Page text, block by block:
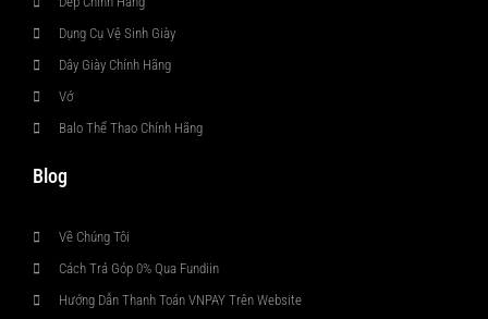
Dụng Cụ Vệ Sinh Giày
Dây Giày Chính Hãng
Vớ
Balo Thể Thao Chính Hãng
Blog
Về Chúng Tôi
Cách Trả Góp 0% Qua Fundiin
Hướng Dẫn Thanh Toán VNPAY Trên Website